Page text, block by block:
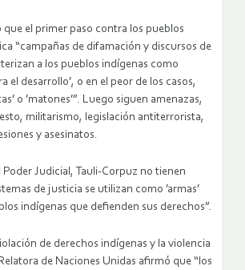
que el primer paso contra los pueblos
“campañas de difamación y discursos de
a los pueblos indígenas como
el desarrollo’, o en el peor de los casos,
o ’matones’”. Luego siguen amenazas,
militarismo, legislación antiterrorista,
y asesinatos.
Poder Judicial, Tauli-Corpuz no tienen
de justicia se utilizan como ’armas’
indígenas que defienden sus derechos”.
de derechos indígenas y la violencia
de Naciones Unidas afirmó que “los